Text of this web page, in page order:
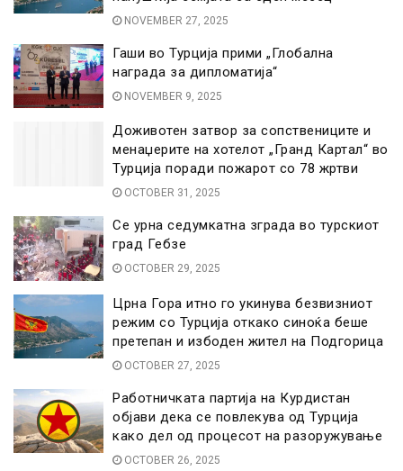
NOVEMBER 27, 2025
Гаши во Турција прими „Глобална
награда за дипломатија“
NOVEMBER 9, 2025
Доживотен затвор за сопствениците и
менаџерите на хотелот „Гранд Картал“ во
Турција поради пожарот со 78 жртви
OCTOBER 31, 2025
Се урна седумкатна зграда во турскиот
град Гебзе
OCTOBER 29, 2025
Црна Гора итно го укинува безвизниот
режим со Турција откако синоќа беше
претепан и избоден жител на Подгорица
OCTOBER 27, 2025
Работничката партија на Курдистан
објави дека се повлекува од Турција
како дел од процесот на разоружување
OCTOBER 26, 2025